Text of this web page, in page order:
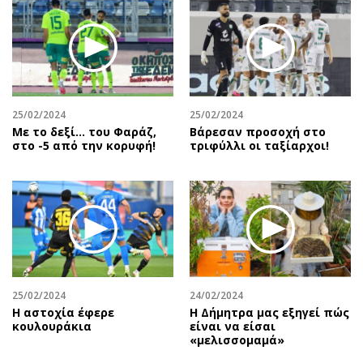
25/02/2024
Με το δεξί… του Φαράζ,
στο -5 από την κορυφή!
25/02/2024
Βάρεσαν προσοχή στο
τριφύλλι οι ταξίαρχοι!
25/02/2024
Η αστοχία έφερε
κουλουράκια
24/02/2024
H Δήμητρα μας εξηγεί πώς
είναι να είσαι
«μελισσομαμά»